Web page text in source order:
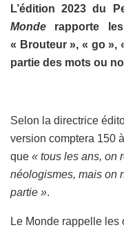
L’édition 2023 du
Monde rapporte
« Brouteur », « go »,
partie des mots ou
Selon la directrice
version comptera 150
que « tous les ans, on
néologismes, mais on
partie ».
Le Monde rappelle